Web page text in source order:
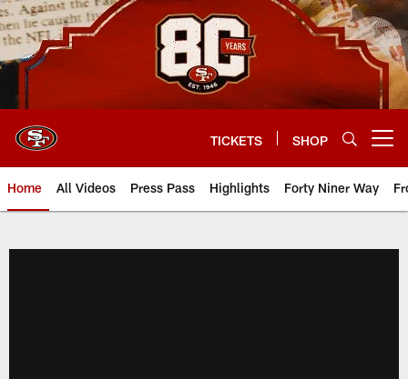
Skip
to
main
content
TICKETS SHOP
Home All Videos Press Pass Highlights Forty Niner Way